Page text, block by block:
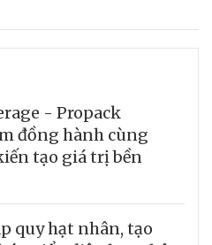
- Propack
đồng hành cùng
tạo giá trị bền
quy hạt nhân, tạo